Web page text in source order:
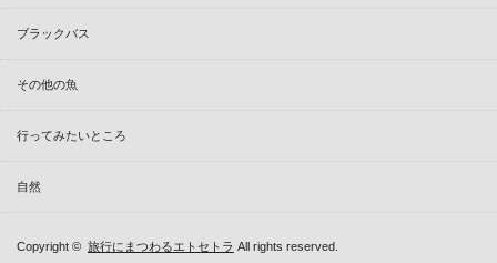
ブラックバス
その他の魚
行ってみたいところ
自然
Copyright © 旅行にまつわるエトセトラ All rights reserved.